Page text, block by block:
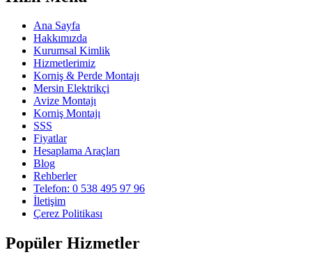
Ana Sayfa
Hakkımızda
Kurumsal Kimlik
Hizmetlerimiz
Korniş & Perde Montajı
Mersin Elektrikçi
Avize Montajı
Korniş Montajı
SSS
Fiyatlar
Hesaplama Araçları
Blog
Rehberler
Telefon: 0 538 495 97 96
İletişim
Çerez Politikası
Popüler Hizmetler